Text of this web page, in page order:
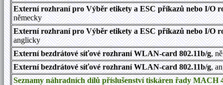
Externí rozhraní pro Výběr etikety a ESC příkazů nebo I/O
německy
Externí rozhraní pro Výběr etikety a ESC příkazů nebo I/O
anglicky
Externí bezdrátové síťové rozhraní WLAN-card 802.11b/g,
Externí bezdrátové síťové rozhraní WLAN-card 802.11b/g,
Seznamy náhradních dílů příslušenství tiskáren řady MACH